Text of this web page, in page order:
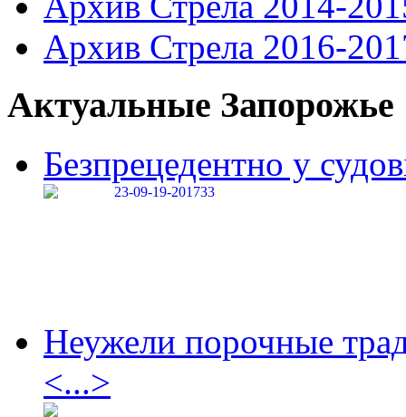
Архив Стрела 2016-
Актуальные Запорожье
Безпрецедентно у
Неужели порочные
<...>